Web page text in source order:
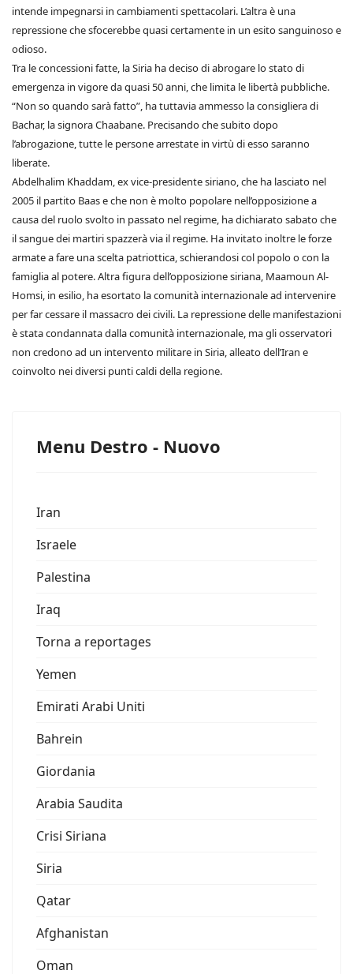
intende impegnarsi in cambiamenti spettacolari. L’altra è una
repressione che sfocerebbe quasi certamente in un esito sanguinoso e
odioso.
Tra le concessioni fatte, la Siria ha deciso di abrogare lo stato di
emergenza in vigore da quasi 50 anni, che limita le libertà pubbliche.
“Non so quando sarà fatto”, ha tuttavia ammesso la consigliera di
Bachar, la signora Chaabane. Precisando che subito dopo
l’abrogazione, tutte le persone arrestate in virtù di esso saranno
liberate.
Abdelhalim Khaddam, ex vice-presidente siriano, che ha lasciato nel
2005 il partito Baas e che non è molto popolare nell’opposizione a
causa del ruolo svolto in passato nel regime, ha dichiarato sabato che
il sangue dei martiri spazzerà via il regime. Ha invitato inoltre le forze
armate a fare una scelta patriottica, schierandosi col popolo o con la
famiglia al potere. Altra figura dell’opposizione siriana, Maamoun Al-
Homsi, in esilio, ha esortato la comunità internazionale ad intervenire
per far cessare il massacro dei civili. La repressione delle manifestazioni
è stata condannata dalla comunità internazionale, ma gli osservatori
non credono ad un intervento militare in Siria, alleato dell’Iran e
coinvolto nei diversi punti caldi della regione.
Menu Destro - Nuovo
Iran
Israele
Palestina
Iraq
Torna a reportages
Yemen
Emirati Arabi Uniti
Bahrein
Giordania
Arabia Saudita
Crisi Siriana
Siria
Qatar
Afghanistan
Oman